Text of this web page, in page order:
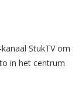
StukTV om
in het centrum